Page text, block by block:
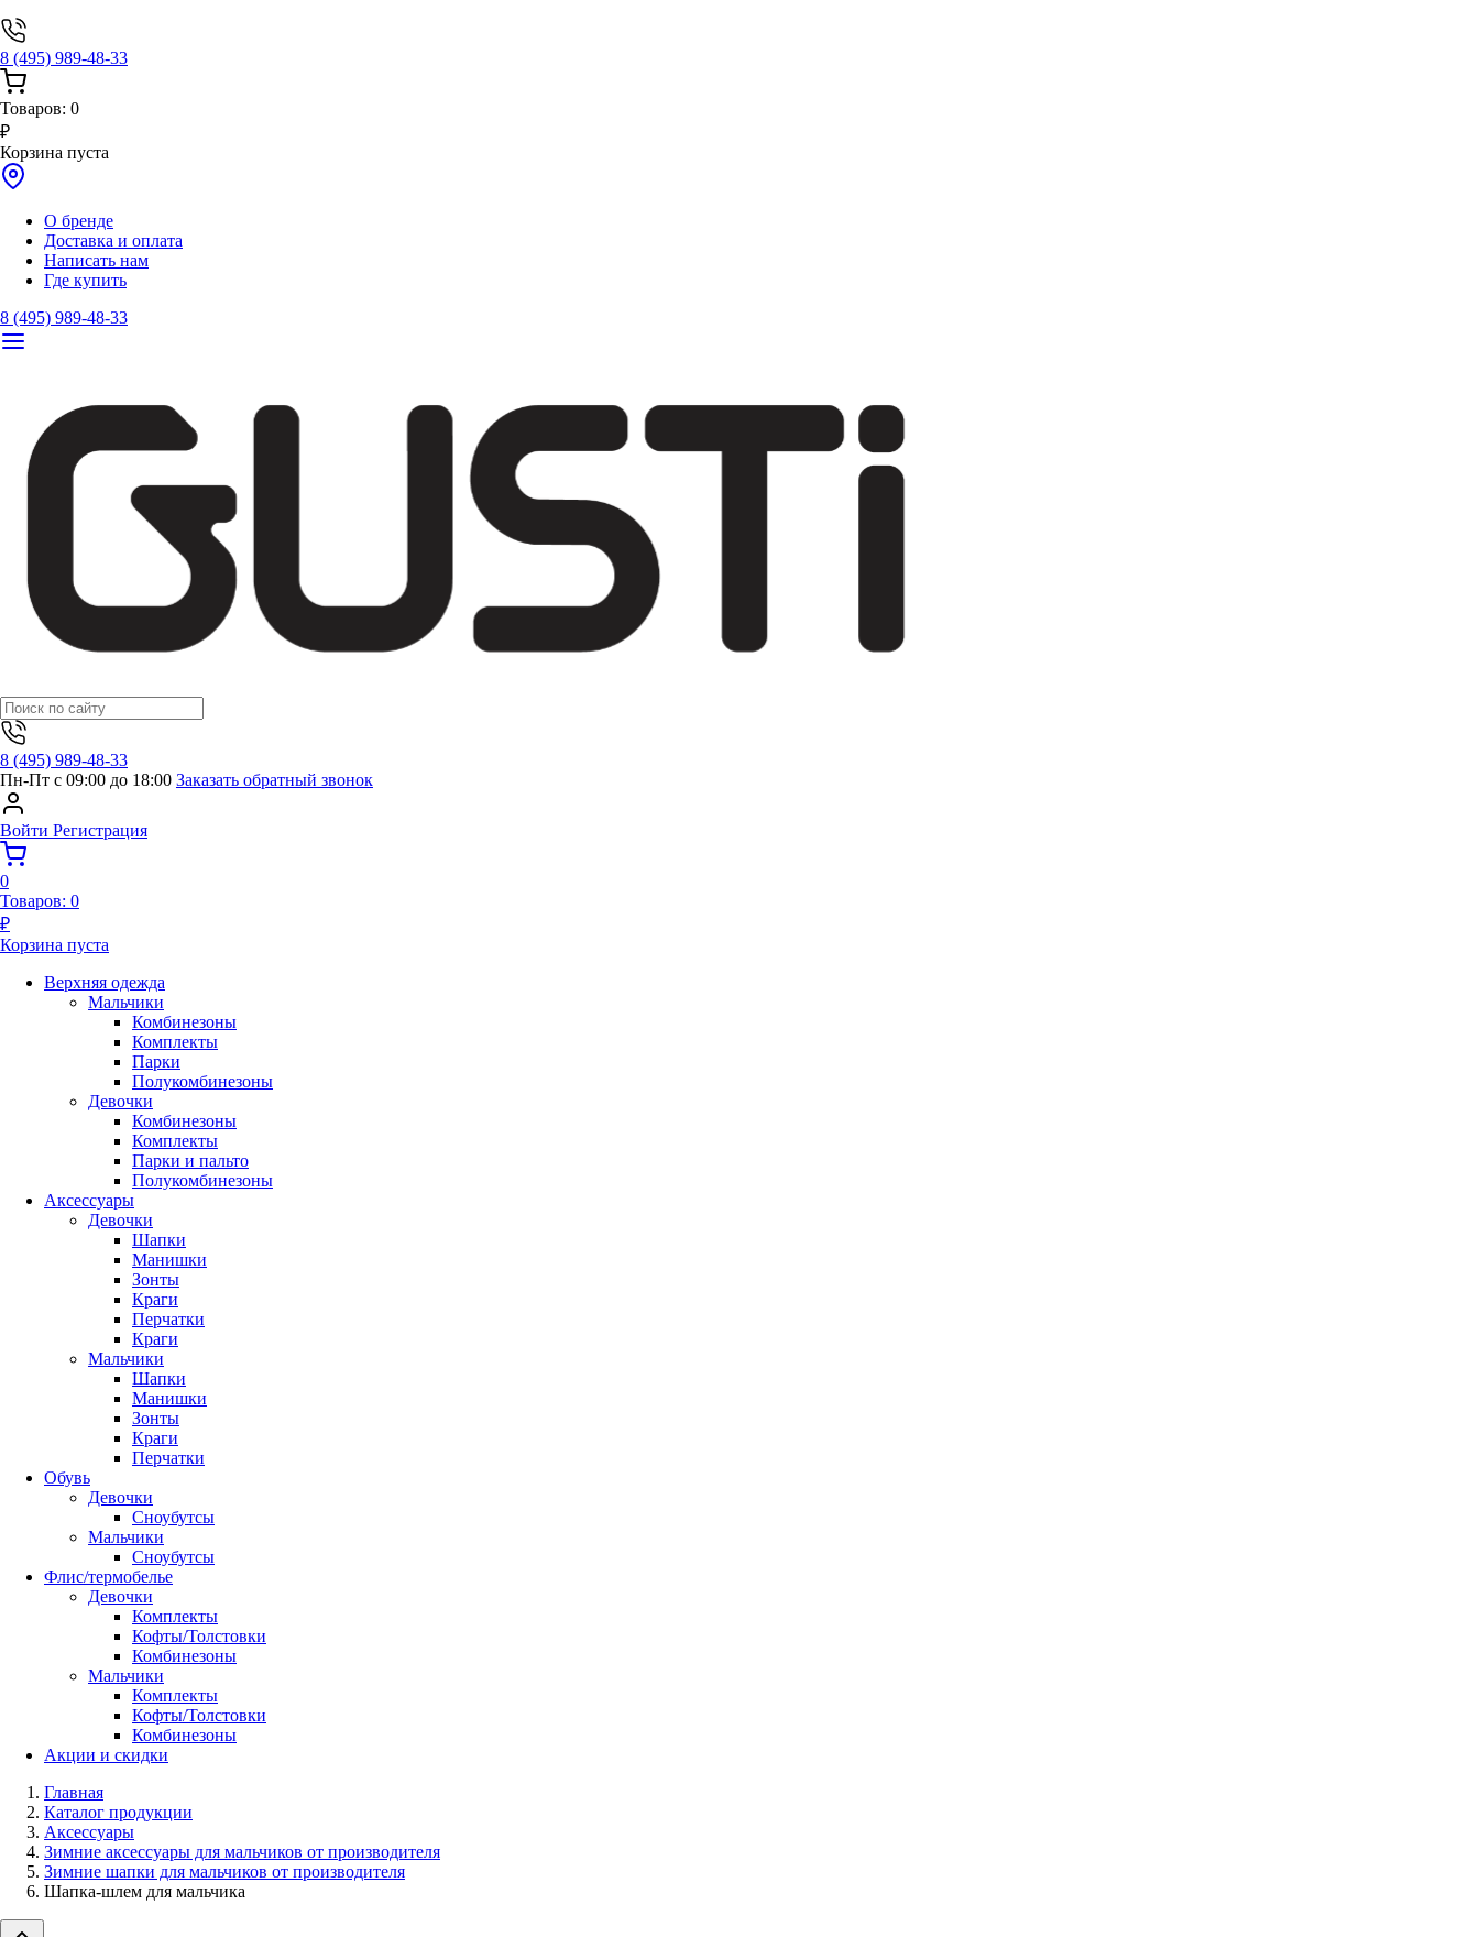
8 (495) 989-48-33
Товаров: 0
₽
Корзина пуста
О бренде
Доставка и оплата
Написать нам
Где купить
8 (495) 989-48-33
8 (495) 989-48-33
Пн-Пт с 09:00 до 18:00 Заказать обратный звонок
Войти Регистрация
0
Товаров: 0
₽
Корзина пуста
Верхняя одежда
Мальчики
Комбинезоны
Комплекты
Парки
Полукомбинезоны
Девочки
Комбинезоны
Комплекты
Парки и пальто
Полукомбинезоны
Аксессуары
Девочки
Шапки
Манишки
Зонты
Краги
Перчатки
Краги
Мальчики
Шапки
Манишки
Зонты
Краги
Перчатки
Обувь
Девочки
Сноубутсы
Мальчики
Сноубутсы
Флис/термобелье
Девочки
Комплекты
Кофты/Толстовки
Комбинезоны
Мальчики
Комплекты
Кофты/Толстовки
Комбинезоны
Акции и скидки
Главная
Каталог продукции
Аксессуары
Зимние аксессуары для мальчиков от производителя
Зимние шапки для мальчиков от производителя
Шапка-шлем для мальчика